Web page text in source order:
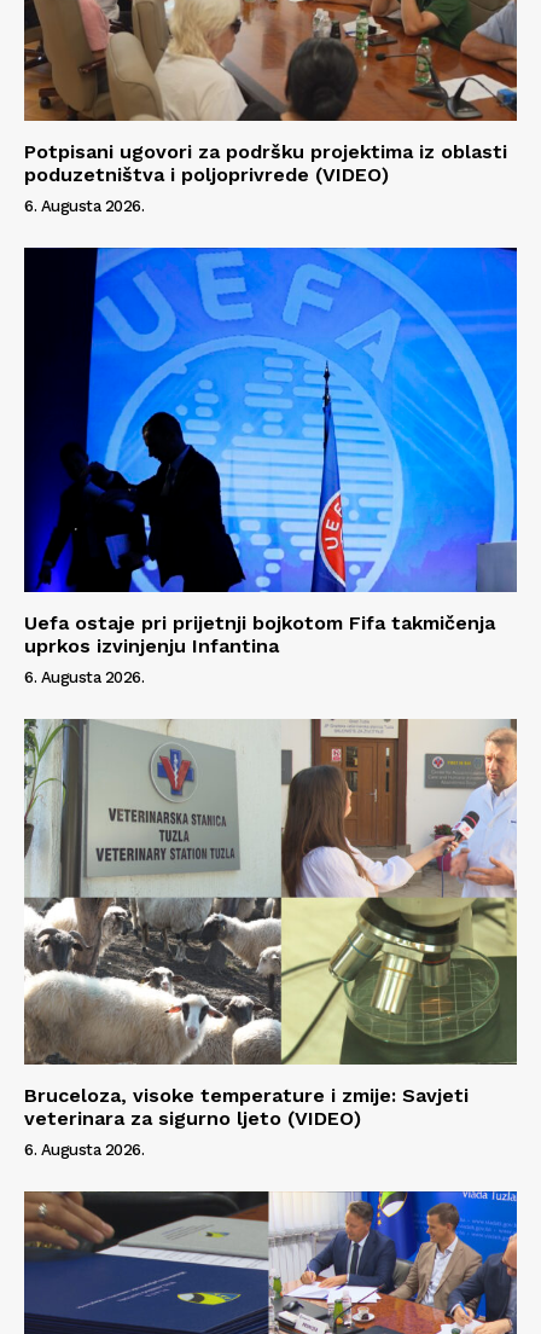
Info
O nama
Kontakt
Impressum
Potpisani ugovori za podršku projektima iz oblasti
poduzetništva i poljoprivrede (VIDEO)
6. Augusta 2026.
Uefa ostaje pri prijetnji bojkotom Fifa takmičenja
uprkos izvinjenju Infantina
6. Augusta 2026.
Bruceloza, visoke temperature i zmije: Savjeti
veterinara za sigurno ljeto (VIDEO)
6. Augusta 2026.